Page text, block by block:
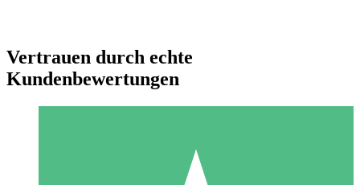
Vertrauen durch echte
Kundenbewertungen